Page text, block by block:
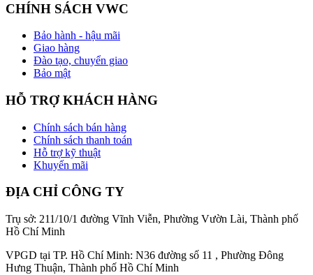
CHÍNH SÁCH VWC
Bảo hành - hậu mãi
Giao hàng
Đào tạo, chuyển giao
Bảo mật
HỖ TRỢ KHÁCH HÀNG
Chính sách bán hàng
Chính sách thanh toán
Hỗ trợ kỹ thuật
Khuyến mãi
ĐỊA CHỈ CÔNG TY
Trụ sở: 211/10/1 đường Vĩnh Viễn, Phường Vườn Lài, Thành phố
Hồ Chí Minh
VPGD tại TP. Hồ Chí Minh: N36 đường số 11 , Phường Đông
Hưng Thuận, Thành phố Hồ Chí Minh